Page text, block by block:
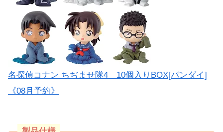
名探偵コナン ちぢませ隊4 10個入りBOX[バンダイ]
《08月予約》